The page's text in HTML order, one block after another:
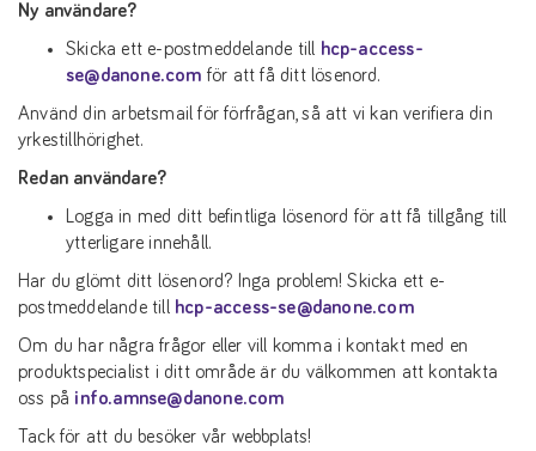
Ny användare?
Skicka ett e-postmeddelande till
hcp-access-
se@danone.com för att få ditt lösenord.
Använd din arbetsmail för förfrågan, så att vi kan verifiera din
yrkestillhörighet.
Redan användare?
Logga in med ditt befintliga lösenord för att få tillgång till
ytterligare innehåll.
Har du glömt ditt lösenord? Inga problem! Skicka ett e-
postmeddelande till
hcp-access-se@danone.com
Om du har några frågor eller vill komma i kontakt med en
produktspecialist i ditt område är du välkommen att kontakta
oss på info.amnse@danone.com
Tack för att du besöker vår webbplats!